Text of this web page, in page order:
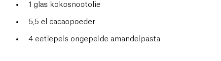
1 glas kokosnootolie
5,5 el cacaopoeder
4 eetlepels ongepelde amandelpasta.